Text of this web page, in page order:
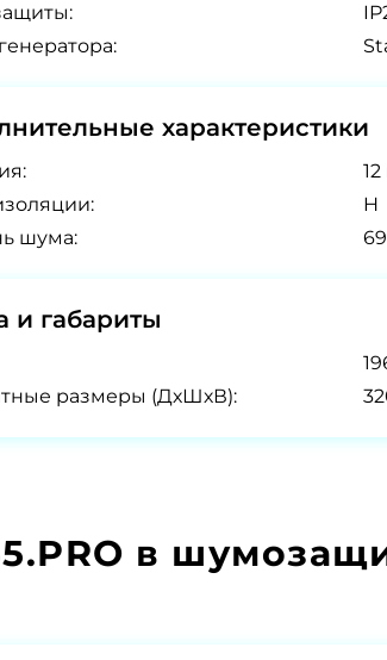
характеристики
H
шума:
и габариты
размеры (ДхШхВ):
в